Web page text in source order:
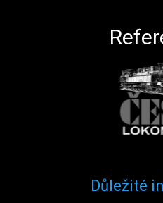
Důležité